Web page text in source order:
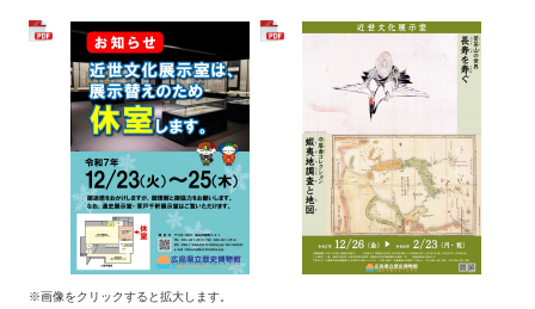
※画像をクリックすると拡大します。